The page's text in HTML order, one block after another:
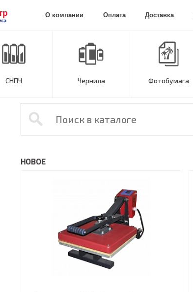
О компании Оплата Доставка
СНПЧ Чернила Фотобумага
НОВОЕ